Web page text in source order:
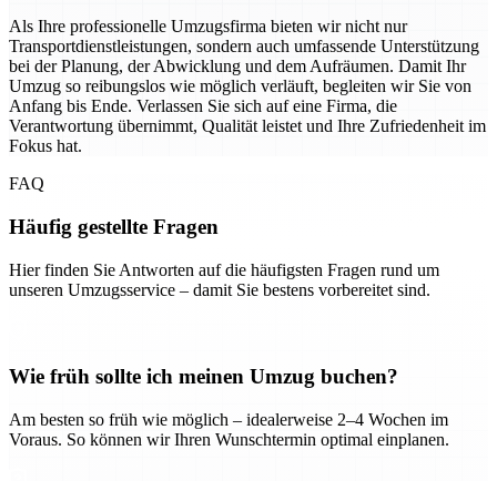
Als Ihre professionelle Umzugsfirma bieten wir nicht nur
Transportdienstleistungen, sondern auch umfassende Unterstützung
bei der Planung, der Abwicklung und dem Aufräumen. Damit Ihr
Umzug so reibungslos wie möglich verläuft, begleiten wir Sie von
Anfang bis Ende. Verlassen Sie sich auf eine Firma, die
Verantwortung übernimmt, Qualität leistet und Ihre Zufriedenheit im
Fokus hat.
FAQ
Häufig gestellte Fragen
Hier finden Sie Antworten auf die häufigsten Fragen rund um
unseren Umzugsservice – damit Sie bestens vorbereitet sind.
Wie früh sollte ich meinen Umzug buchen?
Am besten so früh wie möglich – idealerweise 2–4 Wochen im
Voraus. So können wir Ihren Wunschtermin optimal einplanen.